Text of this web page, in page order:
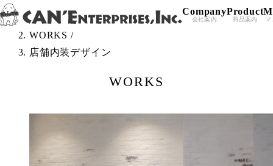
Skip to content
Company
会社案内
Product
商品案内 マ
TOP /
WORKS /
店舗内装デザイン
WORKS